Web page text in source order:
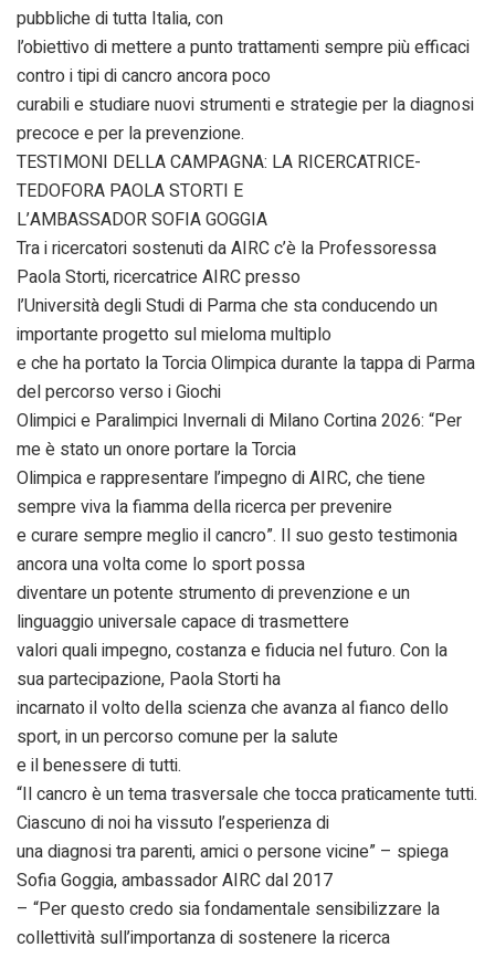
pubbliche di tutta Italia, con
l’obiettivo di mettere a punto trattamenti sempre più efficaci
contro i tipi di cancro ancora poco
curabili e studiare nuovi strumenti e strategie per la diagnosi
precoce e per la prevenzione.
TESTIMONI DELLA CAMPAGNA: LA RICERCATRICE-
TEDOFORA PAOLA STORTI E
L’AMBASSADOR SOFIA GOGGIA
Tra i ricercatori sostenuti da AIRC c’è la Professoressa
Paola Storti, ricercatrice AIRC presso
l’Università degli Studi di Parma che sta conducendo un
importante progetto sul mieloma multiplo
e che ha portato la Torcia Olimpica durante la tappa di Parma
del percorso verso i Giochi
Olimpici e Paralimpici Invernali di Milano Cortina 2026: “Per
me è stato un onore portare la Torcia
Olimpica e rappresentare l’impegno di AIRC, che tiene
sempre viva la fiamma della ricerca per prevenire
e curare sempre meglio il cancro”. Il suo gesto testimonia
ancora una volta come lo sport possa
diventare un potente strumento di prevenzione e un
linguaggio universale capace di trasmettere
valori quali impegno, costanza e fiducia nel futuro. Con la
sua partecipazione, Paola Storti ha
incarnato il volto della scienza che avanza al fianco dello
sport, in un percorso comune per la salute
e il benessere di tutti.
“Il cancro è un tema trasversale che tocca praticamente tutti.
Ciascuno di noi ha vissuto l’esperienza di
una diagnosi tra parenti, amici o persone vicine” – spiega
Sofia Goggia, ambassador AIRC dal 2017
– “Per questo credo sia fondamentale sensibilizzare la
collettività sull’importanza di sostenere la ricerca